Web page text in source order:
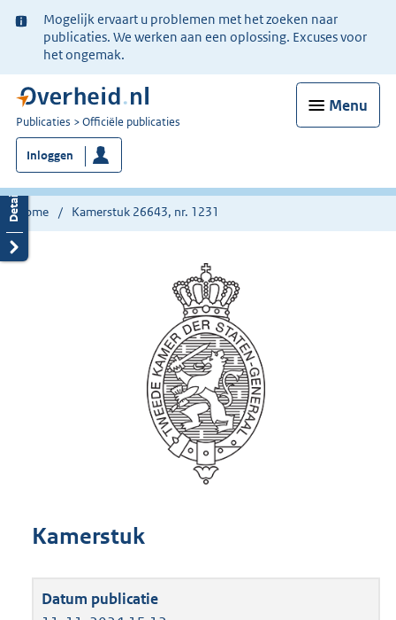
Ter
informatie:
Mogelijk ervaart u problemen met het zoeken naar
publicaties. We werken aan een oplossing. Excuses voor
het ongemak.
Menu
U
bent
nu
hier:
Publicaties Officiële publicaties
Inloggen
Home Kamerstuk 26643, nr. 1231
Kamerstuk